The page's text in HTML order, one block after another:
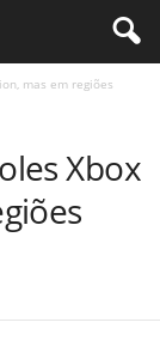
mas em regiões
Xbox